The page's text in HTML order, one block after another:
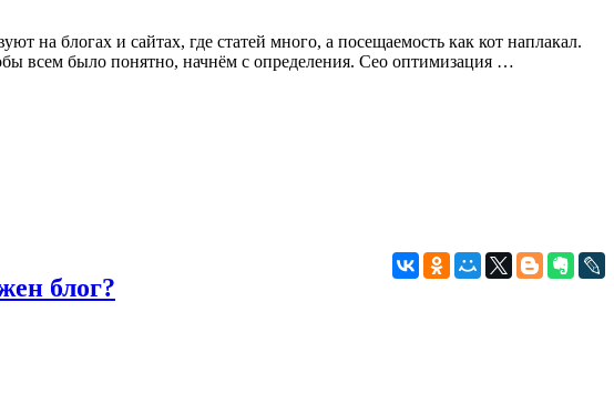
на блогах и сайтах, где статей много, а посещаемость как кот наплакал.
всем было понятно, начнём с определения. Сео оптимизация …
блог?